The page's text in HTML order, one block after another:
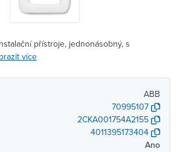
přístroje, jednonásobný, s
více
ABB
70995107
2CKA001754A2155
4011395173404
Ano